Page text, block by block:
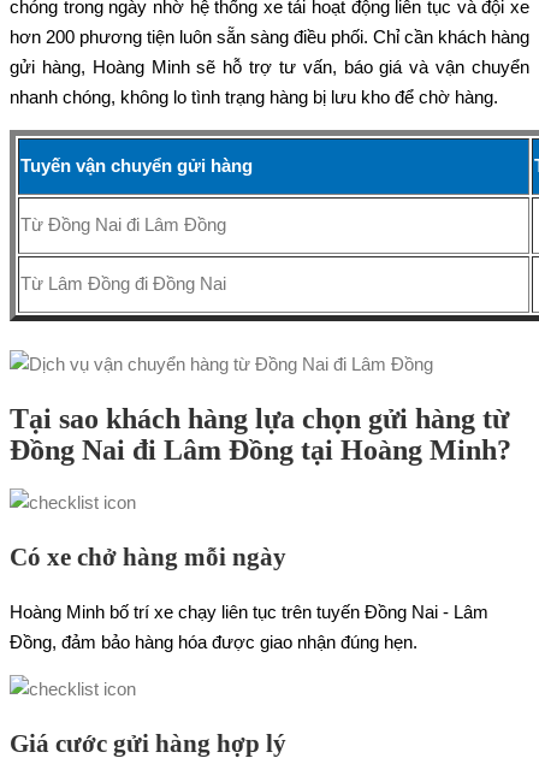
chóng trong ngày nhờ hệ thống xe tải hoạt động liên tục và đội xe
hơn 200 phương tiện luôn sẵn sàng điều phối. Chỉ cần khách hàng
gửi hàng, Hoàng Minh sẽ hỗ trợ tư vấn, báo giá và vận chuyển
nhanh chóng, không lo tình trạng hàng bị lưu kho để chờ hàng.
Tuyến vận chuyển gửi hàng
Từ Đồng Nai đi Lâm Đồng
Từ Lâm Đồng đi Đồng Nai
Tại sao khách hàng lựa chọn gửi hàng từ
Đồng Nai đi Lâm Đồng tại Hoàng Minh?
Có xe chở hàng mỗi ngày
Hoàng Minh bố trí xe chạy liên tục trên tuyến Đồng Nai - Lâm
Đồng, đảm bảo hàng hóa được giao nhận đúng hẹn.
Giá cước gửi hàng hợp lý